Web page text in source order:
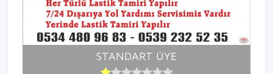
STANDART ÜYE